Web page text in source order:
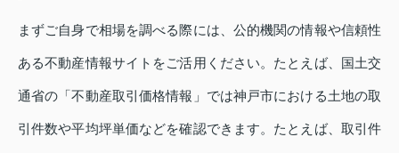
まずご自身で相場を調べる際には、公的機関の情報や信頼性
ある不動産情報サイトをご活用ください。たとえば、国土交
通省の「不動産取引価格情報」では神戸市における土地の取
引件数や平均坪単価などを確認できます。たとえば、取引件